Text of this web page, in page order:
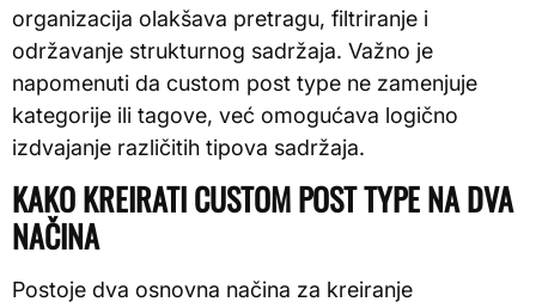
organizacija olakšava pretragu, filtriranje i
održavanje strukturnog sadržaja. Važno je
napomenuti da custom post type ne zamenjuje
kategorije ili tagove, već omogućava logično
izdvajanje različitih tipova sadržaja.
KAKO KREIRATI CUSTOM POST TYPE NA DVA
NAČINA
Postoje dva osnovna načina za kreiranje